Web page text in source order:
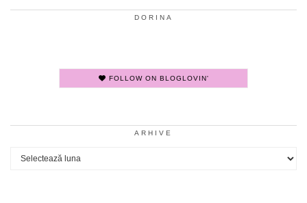
DORINA
FOLLOW ON BLOGLOVIN'
ARHIVE
Arhive